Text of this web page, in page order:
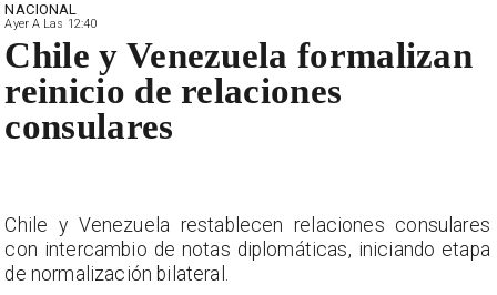
NACIONAL
Ayer A Las 12:40
Chile y Venezuela formalizan
reinicio de relaciones
consulares
Chile y Venezuela restablecen relaciones consulares
con intercambio de notas diplomáticas, iniciando etapa
de normalización bilateral.